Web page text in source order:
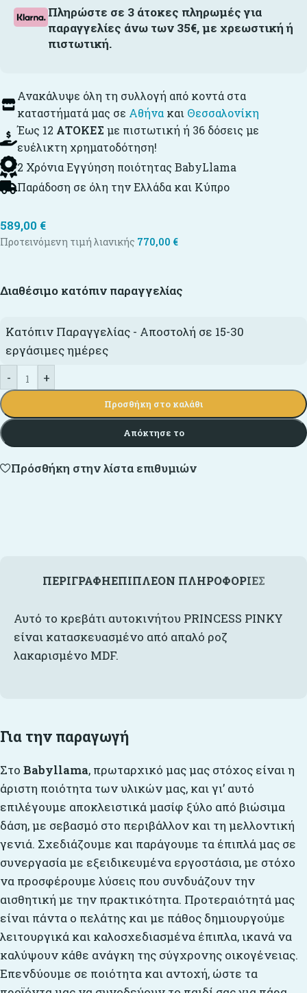
Πληρώστε σε 3 άτοκες πληρωμές για
παραγγελίες άνω των 35€, με χρεωστική ή
πιστωτική.
Ανακάλυψε όλη τη συλλογή από κοντά στα
καταστήματά μας σε Αθήνα και Θεσσαλονίκη
Έως 12 ΑΤΟΚΕΣ με πιστωτική ή 36 δόσεις με
ευέλικτη χρηματοδότηση!
2 Χρόνια Εγγύηση ποιότητας BabyLlama
Παράδοση σε όλη την Ελλάδα και Κύπρο
589,00 €
Προτεινόμενη τιμή λιανικής 770,00 €
Διαθέσιμο κατόπιν παραγγελίας
Κατόπιν Παραγγελίας - Αποστολή σε 15-30
εργάσιμες ημέρες
-
+
Προσθήκη στο καλάθι
Απόκτησε το
Πρόσθήκη στην λίστα επιθυμιών
ΠΕΡΙΓΡΑΦΉΕΠΙΠΛΈΟΝ ΠΛΗΡΟΦΟΡΊΕΣ
Αυτό το κρεβάτι αυτοκινήτου PRINCESS PINKY
είναι κατασκευασμένο από απαλό ροζ
λακαρισμένο MDF.
Για την παραγωγή
Στο Babyllama, πρωταρχικό μας μας στόχος είναι η
άριστη ποιότητα των υλικών μας, και γι’ αυτό
επιλέγουμε αποκλειστικά μασίφ ξύλο από βιώσιμα
δάση, με σεβασμό στο περιβάλλον και τη μελλοντική
γενιά. Σχεδιάζουμε και παράγουμε τα έπιπλά μας σε
συνεργασία με εξειδικευμένα εργοστάσια, με στόχο
να προσφέρουμε λύσεις που συνδυάζουν την
αισθητική με την πρακτικότητα. Προτεραιότητά μας
είναι πάντα ο πελάτης και με πάθος δημιουργούμε
λειτουργικά και καλοσχεδιασμένα έπιπλα, ικανά να
καλύψουν κάθε ανάγκη της σύγχρονης οικογένειας.
Επενδύουμε σε ποιότητα και αντοχή, ώστε τα